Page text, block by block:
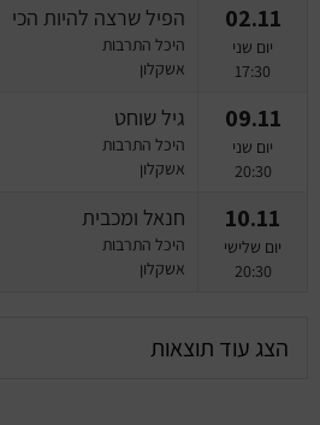
02.11
יום שני
17:30
הפיל שרצה להיות הכי
היכל התרבות
אשקלון
09.11
יום שני
20:30
גיל שוחט
היכל התרבות
אשקלון
10.11
יום שלישי
20:30
חנאל ומכבית
היכל התרבות
אשקלון
הצג עוד תוצאות